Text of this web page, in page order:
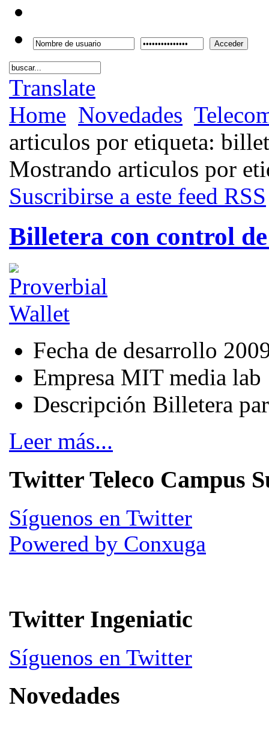
Acceder
Translate
Home Novedades
articulos por etiqueta:
Mostrando articulos por
Suscribirse a este feed RSS
Billetera con control
Fecha de desarrollo
Empresa MIT media lab
Descripción Billetera
Leer más...
Twitter Teleco Campus
Síguenos en Twitter
Powered by Conxuga
Twitter Ingeniatic
Síguenos en Twitter
Novedades